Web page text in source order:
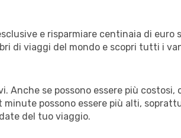
e risparmiare centinaia di
di viaggi del mondo e scopri tutti i
Anche se possono essere più
possono essere più alti,
del tuo viaggio.